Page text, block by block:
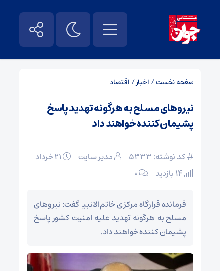
صفحه نخست/ اخبار/ اقتصاد
نیروهای مسلح به هرگونه تهدید پاسخ
پشیمان کننده خواهند داد
کد نوشته: 5333 مدیر سایت
۰
فرمانده قرارگاه مرکزی خاتم‌الانبیا گفت: نیروهای
مسلح به هرگونه تهدید علیه امنیت کشور پاسخ
پشیمان کننده خواهند داد.